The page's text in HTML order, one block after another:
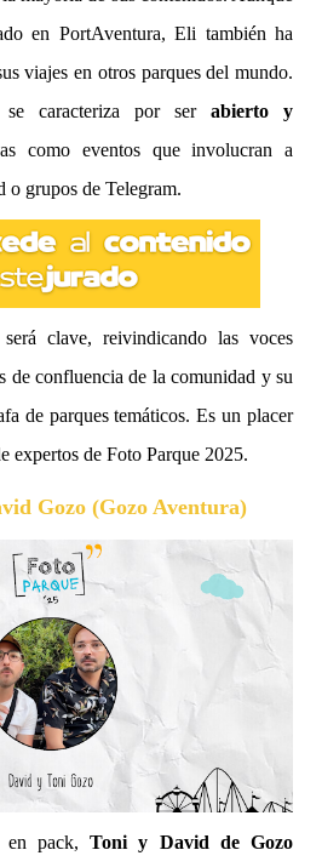
en PortAventura, Eli también ha
viajes en otros parques del mundo.
se caracteriza por ser abierto y
como eventos que involucran a
o grupos de Telegram.
clave, reivindicando las voces
de confluencia de la comunidad y su
de parques temáticos. Es un placer
expertos de Foto Parque 2025.
Gozo (Gozo Aventura)
en pack,Toni y David de Gozo